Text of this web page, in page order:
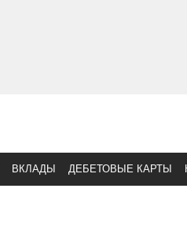
ВКЛАДЫ ДЕБЕТОВЫЕ КАРТЫ